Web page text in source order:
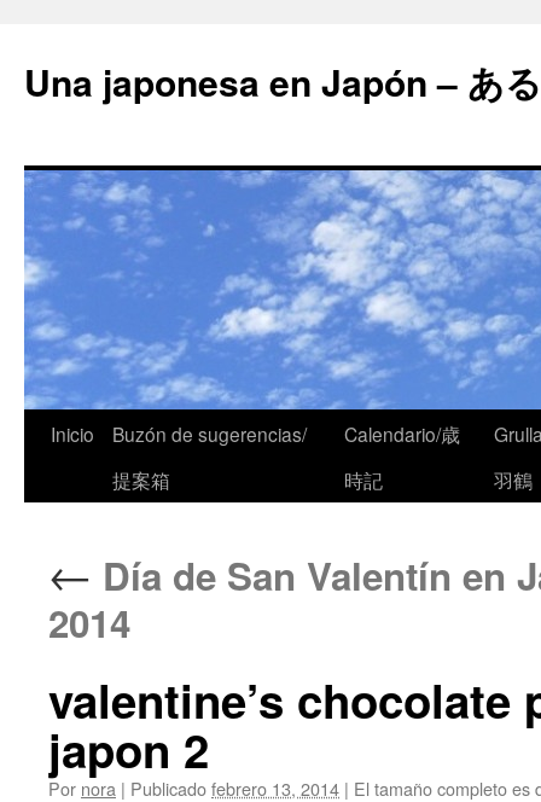
Una japonesa en Japón – あ
Inicio
Buzón de sugerencias/
提案箱
Calendario/歳
時記
羽鶴
← Día de San Valentín en
2014
valentine’s
japon 2
Por nora | Publicadofebrero 13, 2014 | El tamaño completo es